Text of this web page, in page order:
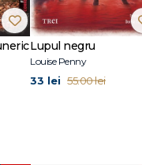
uimitoare de a echilibra
Holmes dintre
A debutat ca romancier cu
Lupul negru
Louise Penny
33 lei 55.00 lei